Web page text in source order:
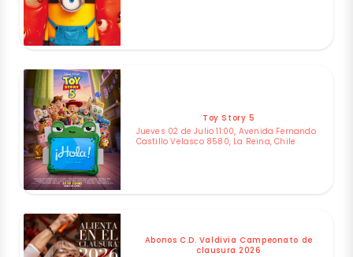
Toy Story 5
Jueves 02 de Julio 11:00, Avenida Fernando
Castillo Velasco 8580, La Reina, Chile
Abonos C.D. Valdivia Campeonato de
clausura 2026